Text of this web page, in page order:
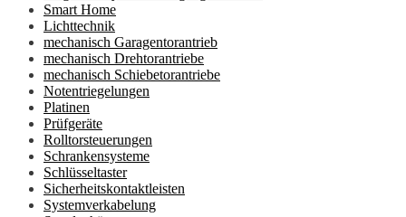
Smart Home
Lichttechnik
mechanisch Garagentorantrieb
mechanisch Drehtorantriebe
mechanisch Schiebetorantriebe
Notentriegelungen
Platinen
Prüfgeräte
Rolltorsteuerungen
Schrankensysteme
Schlüsseltaster
Sicherheitskontaktleisten
Systemverkabelung